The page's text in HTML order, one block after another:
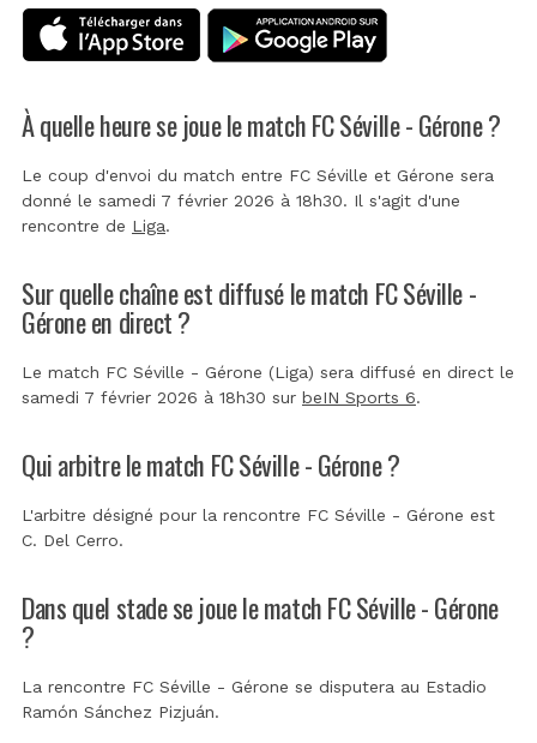
À quelle heure se joue le match FC Séville - Gérone ?
Le coup d'envoi du match entre FC Séville et Gérone sera
donné le samedi 7 février 2026 à 18h30. Il s'agit d'une
rencontre de Liga.
Sur quelle chaîne est diffusé le match FC Séville -
Gérone en direct ?
Le match FC Séville - Gérone (Liga) sera diffusé en direct le
samedi 7 février 2026 à 18h30 sur beIN Sports 6.
Qui arbitre le match FC Séville - Gérone ?
L'arbitre désigné pour la rencontre FC Séville - Gérone est
C. Del Cerro.
Dans quel stade se joue le match FC Séville - Gérone
?
La rencontre FC Séville - Gérone se disputera au Estadio
Ramón Sánchez Pizjuán.